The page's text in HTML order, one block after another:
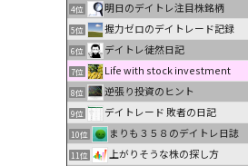
4位 明日のデイトレ注目株銘柄
5位 握力ゼロのデイトレード記録
6位 デイトレ徒然日記
7位 Life with stock investment
8位 逆張り投資のヒント
9位 デイトレード 敗者の日記
10位 まりも３５８のデイトレ日誌
11位 上がりそうな株の探し方